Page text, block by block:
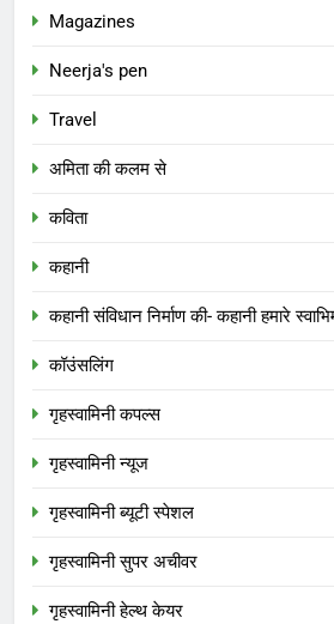
Magazines
Neerja's pen
Travel
अमिता की कलम से
कविता
कहानी
कहानी संविधान निर्माण की- कहानी हमारे
कॉउंसलिंग
गृहस्वामिनी कपल्स
गृहस्वामिनी न्यूज
गृहस्वामिनी ब्यूटी स्पेशल
गृहस्वामिनी सुपर अचीवर
गृहस्वामिनी हेल्थ केयर